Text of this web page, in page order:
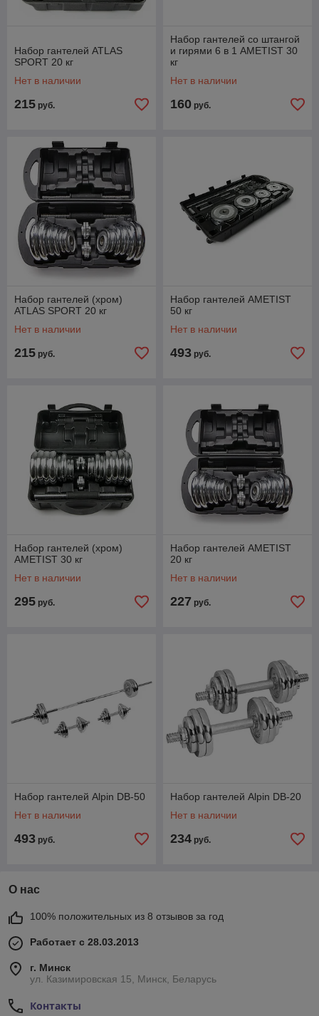
Набор гантелей ATLAS
SPORT 20 кг
Нет в наличии
215 руб.
Набор гантелей со штангой
и гирями 6 в 1 AMETIST 30
кг
Нет в наличии
160 руб.
Набор гантелей (хром)
ATLAS SPORT 20 кг
Нет в наличии
215 руб.
Набор гантелей AMETIST
50 кг
Нет в наличии
493 руб.
Набор гантелей (хром)
AMETIST 30 кг
Нет в наличии
295 руб.
Набор гантелей AMETIST
20 кг
Нет в наличии
227 руб.
Набор гантелей Alpin DB-50
Нет в наличии
493 руб.
Набор гантелей Alpin DB-20
Нет в наличии
234 руб.
О нас
100% положительных из 8 отзывов за год
Работает с 28.03.2013
г. Минск
ул. Казимировская 15, Минск, Беларусь
Контакты